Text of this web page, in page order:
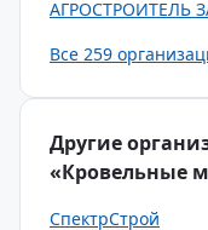
АГРОСТРОИТЕЛЬ
Все 259
Другие
«Кровельные
СпектрСтрой